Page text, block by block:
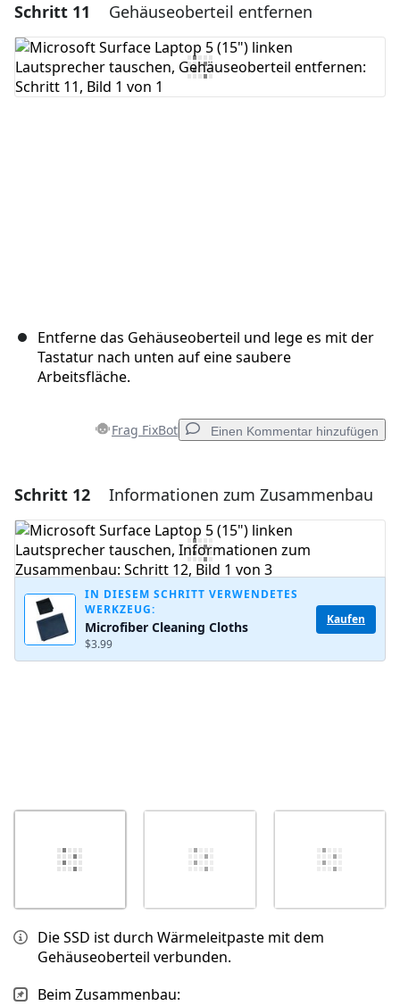
Einen Kommentar hinzufügen
Kommentar hinzufügen
Schritt 11 Gehäuseoberteil entfernen
Entferne das Gehäuseoberteil und lege es mit der
Tastatur nach unten auf eine saubere
Arbeitsfläche.
Frag FixBot Einen Kommentar hinzufügen
Einen Kommentar hinzufügen
Kommentar hinzufügen
Kommentieren
Schritt 12 Informationen zum Zusammenbau
IN DIESEM SCHRITT VERWENDETES
WERKZEUG:
Microfiber Cleaning Cloths
$3.99
Kaufen
Die SSD ist durch Wärmeleitpaste mit dem
Gehäuseoberteil verbunden.
Beim Zusammenbau: